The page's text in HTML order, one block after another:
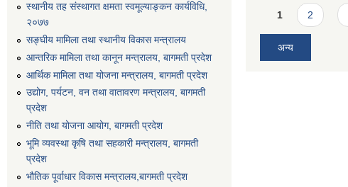
स्थानीय तह संस्थागत क्षमता स्वमूल्याङ्कन कार्यविधि,
२०७७
सङ्घीय मामिला तथा स्थानीय विकास मन्त्रालय
आन्तरिक मामिला तथा कानून मन्त्रालय, बागमती प्रदेश
आर्थिक मामिला तथा योजना मन्त्रालय, बागमती प्रदेश
उद्योग, पर्यटन, वन तथा वातावरण मन्त्रालय, बागमती
प्रदेश
नीति तथा योजना आयोग, बागमती प्रदेश
भूमि व्यवस्था कृषि तथा सहकारी मन्त्रालय, बागमती
प्रदेश
भौतिक पूर्वाधार विकास मन्त्रालय,बागमती प्रदेश
Pages
1 2
अन्य